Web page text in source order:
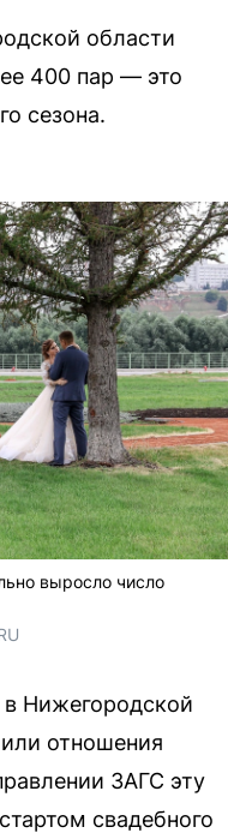
области
400 пар — это
сезона.
выросло число
Нижегородской
отношения
ЗАГС эту
свадебного